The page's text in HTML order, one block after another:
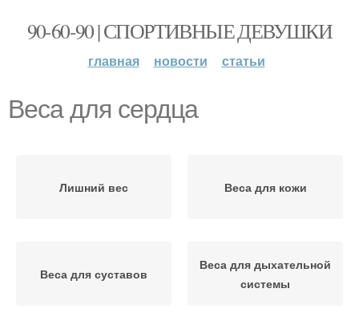
90-60-90 | СПОРТИВНЫЕ ДЕВУШКИ
главная новости статьи
Веса для сердца
Лишний вес Веса для кожи
Веса для суставов
Веса для дыхательной
системы